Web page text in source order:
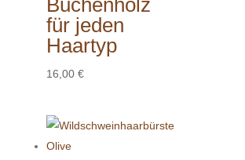
Buchenholz
für jeden
Haartyp
16,00 €